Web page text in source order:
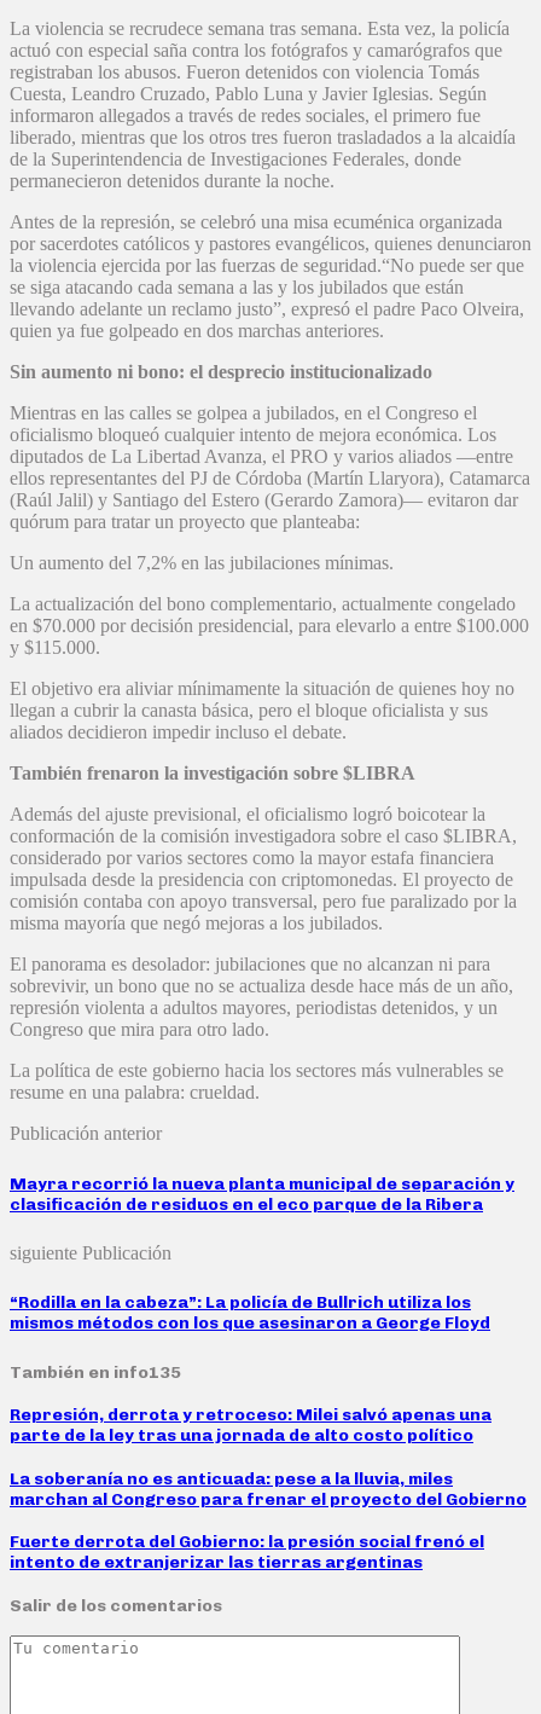
La violencia se recrudece semana tras semana. Esta vez, la policía
actuó con especial saña contra los fotógrafos y camarógrafos que
registraban los abusos. Fueron detenidos con violencia Tomás
Cuesta, Leandro Cruzado, Pablo Luna y Javier Iglesias. Según
informaron allegados a través de redes sociales, el primero fue
liberado, mientras que los otros tres fueron trasladados a la alcaidía
de la Superintendencia de Investigaciones Federales, donde
permanecieron detenidos durante la noche.
Antes de la represión, se celebró una misa ecuménica organizada
por sacerdotes católicos y pastores evangélicos, quienes denunciaron
la violencia ejercida por las fuerzas de seguridad.“No puede ser que
se siga atacando cada semana a las y los jubilados que están
llevando adelante un reclamo justo”, expresó el padre Paco Olveira,
quien ya fue golpeado en dos marchas anteriores.
Sin aumento ni bono: el desprecio institucionalizado
Mientras en las calles se golpea a jubilados, en el Congreso el
oficialismo bloqueó cualquier intento de mejora económica. Los
diputados de La Libertad Avanza, el PRO y varios aliados —entre
ellos representantes del PJ de Córdoba (Martín Llaryora), Catamarca
(Raúl Jalil) y Santiago del Estero (Gerardo Zamora)— evitaron dar
quórum para tratar un proyecto que planteaba:
Un aumento del 7,2% en las jubilaciones mínimas.
La actualización del bono complementario, actualmente congelado
en $70.000 por decisión presidencial, para elevarlo a entre $100.000
y $115.000.
El objetivo era aliviar mínimamente la situación de quienes hoy no
llegan a cubrir la canasta básica, pero el bloque oficialista y sus
aliados decidieron impedir incluso el debate.
También frenaron la investigación sobre $LIBRA
Además del ajuste previsional, el oficialismo logró boicotear la
conformación de la comisión investigadora sobre el caso $LIBRA,
considerado por varios sectores como la mayor estafa financiera
impulsada desde la presidencia con criptomonedas. El proyecto de
comisión contaba con apoyo transversal, pero fue paralizado por la
misma mayoría que negó mejoras a los jubilados.
El panorama es desolador: jubilaciones que no alcanzan ni para
sobrevivir, un bono que no se actualiza desde hace más de un año,
represión violenta a adultos mayores, periodistas detenidos, y un
Congreso que mira para otro lado.
La política de este gobierno hacia los sectores más vulnerables se
resume en una palabra: crueldad.
Publicación anterior
Mayra recorrió la nueva planta municipal de separación y
clasificación de residuos en el eco parque de la Ribera
siguiente Publicación
“Rodilla en la cabeza”: La policía de Bullrich utiliza los
mismos métodos con los que asesinaron a George Floyd
También en info135
Represión, derrota y retroceso: Milei salvó apenas una
parte de la ley tras una jornada de alto costo político
La soberanía no es anticuada: pese a la lluvia, miles
marchan al Congreso para frenar el proyecto del Gobierno
Fuerte derrota del Gobierno: la presión social frenó el
intento de extranjerizar las tierras argentinas
Salir de los comentarios